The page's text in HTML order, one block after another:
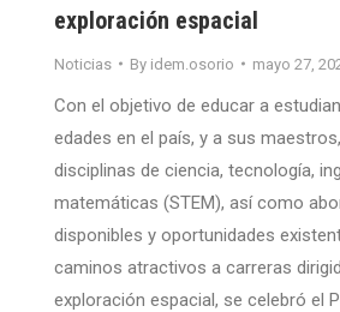
exploración espacial
Noticias By idem.osorio mayo 27,
Con el objetivo de educar a
edades en el país, y a sus
disciplinas de ciencia, tecnología,
matemáticas (STEM), así como
disponibles y oportunidades
caminos atractivos a carreras
exploración espacial, se celebró el